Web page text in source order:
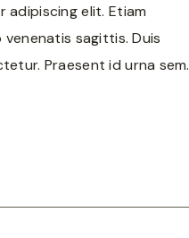
elit. Etiam
sagittis. Duis
Praesent id urna sem.